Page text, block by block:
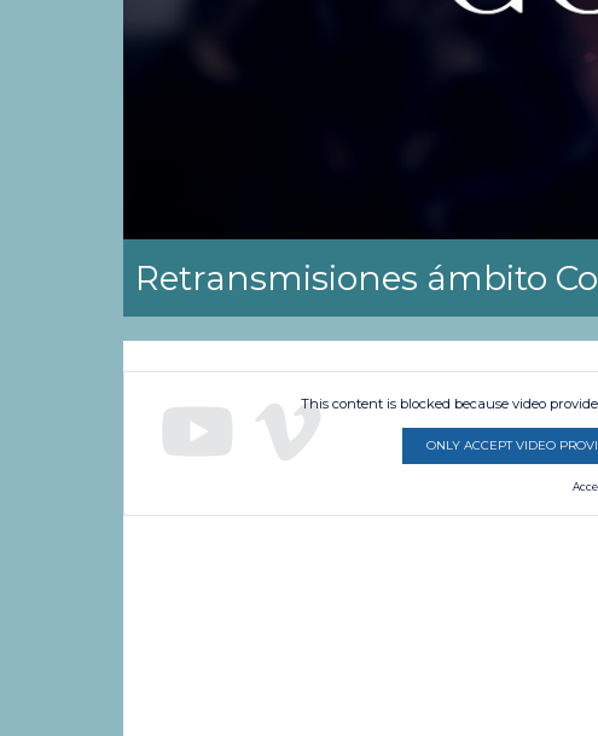
Retransmisiones ámbito
This content is blocked because video
ONLY ACCEPT VIDEO